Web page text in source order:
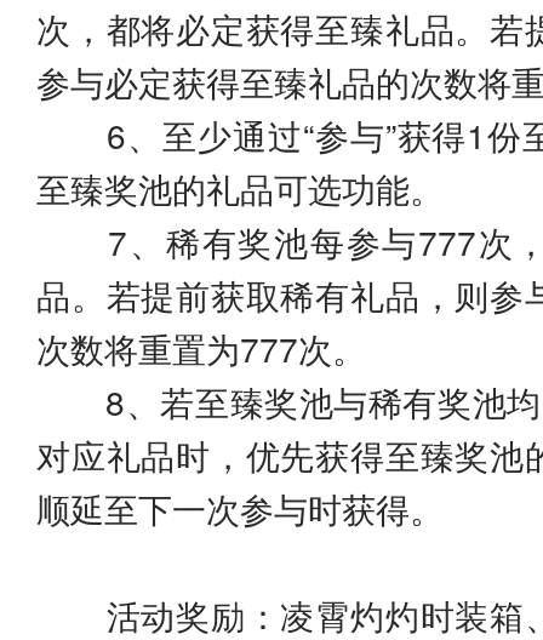
次，都将必定获得至臻礼品。若
参与必定获得至臻礼品的次数将
6、至少通过“参与”获得1份
至臻奖池的礼品可选功能。
7、稀有奖池每参与777次
品。若提前获取稀有礼品，则参
次数将重置为777次。
8、若至臻奖池与稀有奖池均
对应礼品时，优先获得至臻奖池
顺延至下一次参与时获得。
活动奖励：凌霄灼灼时装箱